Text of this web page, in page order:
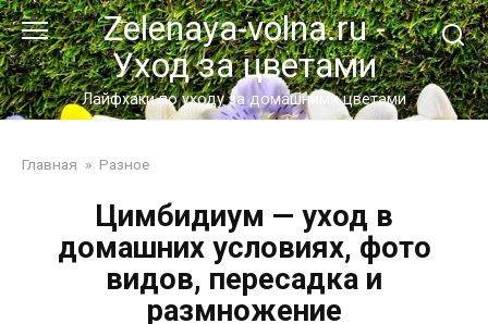
Перейти
к
контенту
Zelenaya-volna.ru -
Уход за цветами
Лайфхаки по уходу за домашними цветами
Главная » Разное
Цимбидиум — уход в
домашних условиях, фото
видов, пересадка и
размножение